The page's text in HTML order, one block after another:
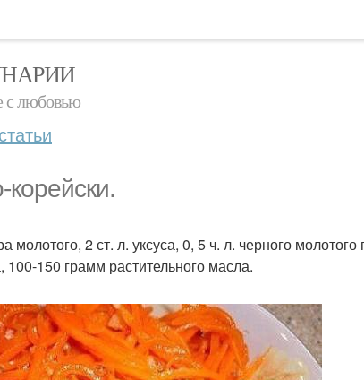
с любовью
статьи
молотого, 2 ст. л. уксуса, 0, 5 ч. л. черного
100-150 грамм растительного масла.